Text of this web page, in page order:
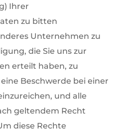
Ihrer
zu bitten
Unternehmen zu
die Sie uns zur
erteilt haben, zu
Beschwerde bei einer
und alle
geltendem Recht
diese Rechte